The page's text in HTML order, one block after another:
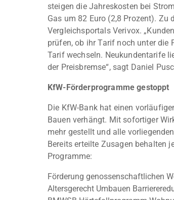
steigen die Jahreskosten bei
Gas um 82 Euro (2,8 Prozent). Zu
Vergleichsportals Verivox.
prüfen, ob ihr Tarif noch unter die
Tarif wechseln. Neukundentarife
der Preisbremse“, sagt Daniel
KfW-Förderprogramme gestoppt
Die KfW-Bank hat einen
Bauen verhängt. Mit sofortiger
mehr gestellt und alle
Bereits erteilte Zusagen behalten
Programme:
Förderung genossenschaftlichen
Altersgerecht Umbauen